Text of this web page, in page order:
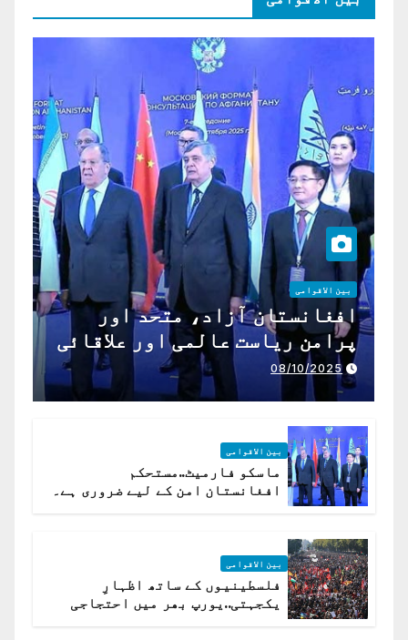
بین الاقوامی
افغانستان آزاد، متحد اور
پرامن ریاست عالمی اور علاقائی
تعاون کے لیے ناگزیر ہے
08/10/2025
بین الاقوامی
ماسکو فارمیٹ..مستحکم
افغانستان امن کے لیے ضروری ہے۔
بین الاقوامی
فلسطینیوں کے ساتھ اظہارِ
یکجہتی..یورپ بھر میں احتجاجی